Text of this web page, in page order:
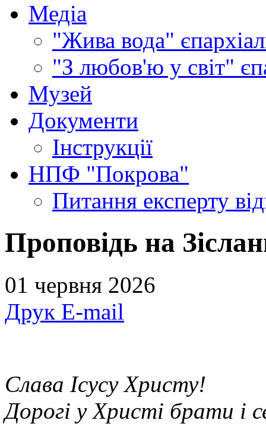
Медіа
"Жива вода"
"З любов'ю у світ"
Музей
Документи
Інструкції
НПФ "Покрова"
Питання експерту
Проповідь на
01 червня 2026
Друк E-mail
Слава Ісусу Христу!
Дорогі у Христі брати і